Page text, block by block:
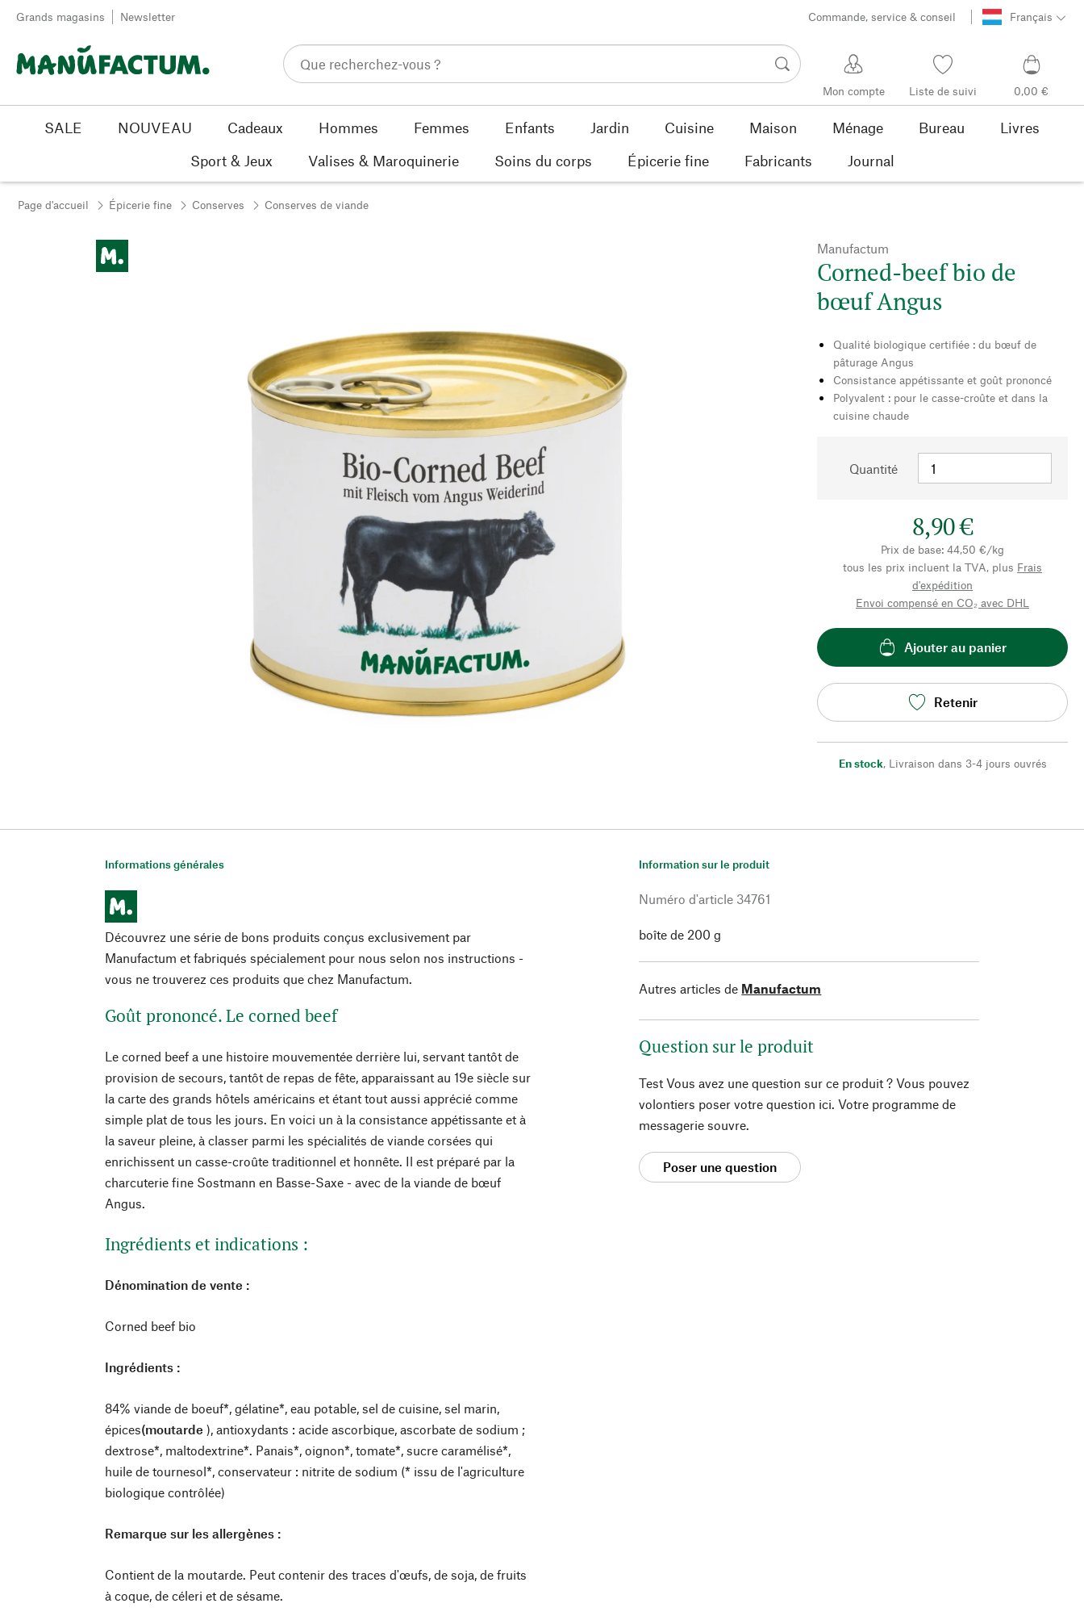
Passer au contenu
Grands magasins Newsletter Commande, service & conseil Français
Mon compte Liste de suivi 0,00 €
SALE NOUVEAU Cadeaux Hommes Femmes Enfants Jardin Cuisine Maison Ménage Bureau
Livres
Sport & Jeux
Valises & Maroquinerie Soins du corps Épicerie fine Fabricants Journal
Page d'accueil Épicerie fine Conserves Conserves de viande
Manufactum
Corned-beef bio de
bœuf Angus
Qualité biologique certifiée : du bœuf de
pâturage Angus
Consistance appétissante et goût prononcé
Polyvalent : pour le casse-croûte et dans la
cuisine chaude
Quantité
8,90 €
Prix de base: 44,50 €/kg
tous les prix incluent la TVA, plus Frais
d'expédition
Envoi compensé en CO₂ avec DHL
Ajouter au panier
Retenir
En stock, Livraison dans 3-4 jours ouvrés
Informations générales
Découvrez une série de bons produits conçus exclusivement par
Manufactum et fabriqués spécialement pour nous selon nos instructions -
vous ne trouverez ces produits que chez Manufactum.
Goût prononcé. Le corned beef
Le corned beef a une histoire mouvementée derrière lui, servant tantôt de
provision de secours, tantôt de repas de fête, apparaissant au 19e siècle sur
la carte des grands hôtels américains et étant tout aussi apprécié comme
simple plat de tous les jours. En voici un à la consistance appétissante et à
la saveur pleine, à classer parmi les spécialités de viande corsées qui
enrichissent un casse-croûte traditionnel et honnête. Il est préparé par la
charcuterie fine Sostmann en Basse-Saxe - avec de la viande de bœuf
Angus.
Ingrédients et indications :
Dénomination de vente :
Corned beef bio
Ingrédients :
84% viande de boeuf*, gélatine*, eau potable, sel de cuisine, sel marin,
épices(moutarde ), antioxydants : acide ascorbique, ascorbate de sodium ;
dextrose*, maltodextrine*. Panais*, oignon*, tomate*, sucre caramélisé*,
huile de tournesol*, conservateur : nitrite de sodium (* issu de l'agriculture
biologique contrôlée)
Remarque sur les allergènes :
Contient de la moutarde. Peut contenir des traces d'œufs, de soja, de fruits
à coque, de céleri et de sésame.
Information sur le produit
Numéro d'article 34761
boîte de 200 g
Autres articles de Manufactum
Question sur le produit
Test Vous avez une question sur ce produit ? Vous pouvez
volontiers poser votre question ici. Votre programme de
messagerie souvre.
Poser une question